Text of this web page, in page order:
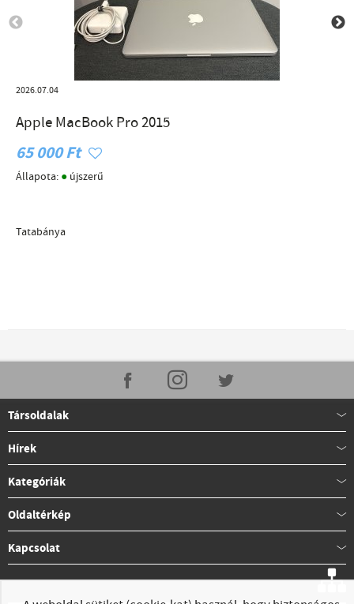
2026.07.04
Apple MacBook Pro 2015
65 000 Ft
Állapota: ● újszerű
Tatabánya
Társoldalak
Hírek
Kategóriák
Oldaltérkép
Kapcsolat